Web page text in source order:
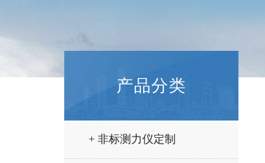
产品分类
+ 非标测力仪定制